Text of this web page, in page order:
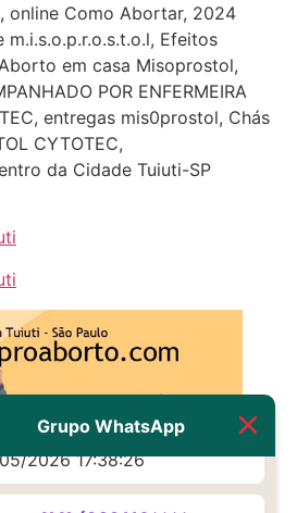
online Como Abortar, 2024
Efeitos
em casa Misoprostol,
POR ENFERMEIRA
entregas mis0prostol, Chás
CYTOTEC,
da Cidade Tuiuti-SP
Grupo WhatsApp
em
www.proaborto.com)
não sei
2026 17:19:16
ser um corrimento normal
2026 17:19:47
em
www.proaborto.com)
obrigadaaaaa
2026 17:38:26